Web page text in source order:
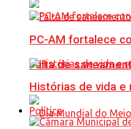
Falta de
PC-AM fortalece
Histórias de vida e
Política